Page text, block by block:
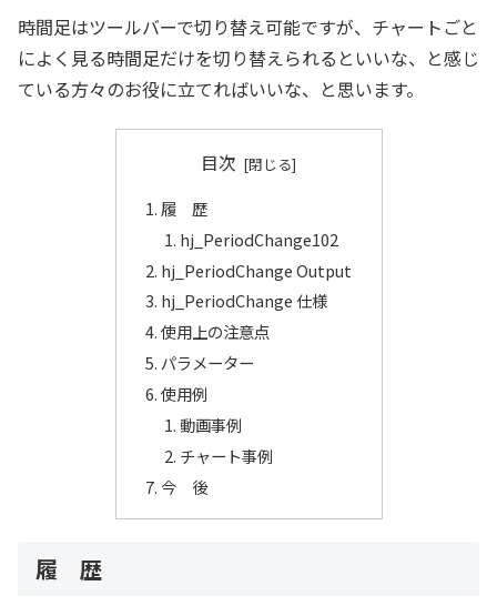
時間足はツールバーで切り替え可能ですが、チャートごと
によく見る時間足だけを切り替えられるといいな、と感じ
ている方々のお役に立てればいいな、と思います。
目次
履 歴
hj_PeriodChange102
hj_PeriodChange Output
hj_PeriodChange 仕様
使用上の注意点
パラメーター
使用例
動画事例
チャート事例
今 後
履 歴